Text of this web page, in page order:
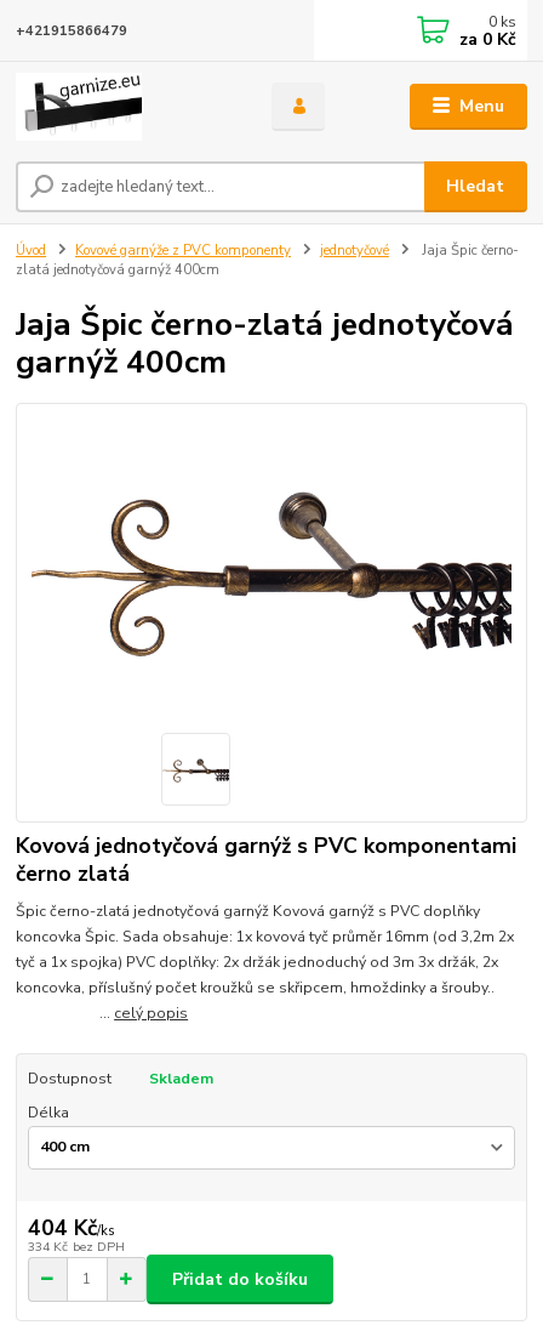
Menu
Hledat
+421915866479 0 ks
za 0 Kč
Úvod Kovové garnýže z PVC komponenty jednotyčové
Jaja Špic černo-
zlatá jednotyčová garnýž 400cm
Jaja Špic černo-zlatá jednotyčová
garnýž 400cm
Kovová jednotyčová garnýž s PVC komponentami
černo zlatá
Špic černo-zlatá jednotyčová garnýž Kovová garnýž s PVC doplňky
koncovka Špic. Sada obsahuje: 1x kovová tyč průměr 16mm (od 3,2m 2x
tyč a 1x spojka) PVC doplňky: 2x držák jednoduchý od 3m 3x držák, 2x
koncovka, příslušný počet kroužků se skřipcem, hmoždinky a šrouby..
... celý popis
Dostupnost
Skladem
Délka
404 Kč/ks
334 Kč bez DPH
Přidat do košíku